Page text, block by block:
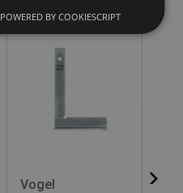
Vogel
POWERED BY COOKIESCRIPT